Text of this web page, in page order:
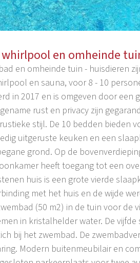
en omheinde
en omheinde tuin - huisdieren
en sauna, voor 8 - 10
in 2017 en is omgeven door een
rust en privacy zijn
stijl. De 10 bedden bieden
uitgeruste keuken en een
grond. Op de
heeft toegang tot een
huis is een grote vierde
met het huis en de wijde
(50 m2) in de tuin voor
in kristalhelder water. De
bij het zwembad. De
Modern buitenmeubilair en